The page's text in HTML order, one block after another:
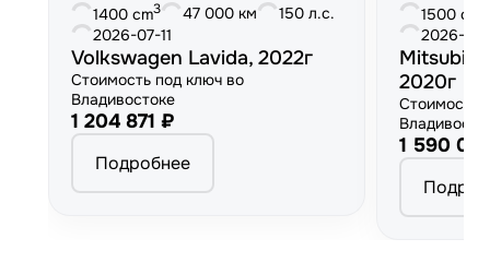
1400 cm3 47 000 км
150 л.с.
2026-07-11
Volkswagen Lavida, 2022г
Стоимость под ключ во
Владивостоке
1 204 871 ₽
Подробнее
1500 cm
2026-
2020г
Стоимость
1 590